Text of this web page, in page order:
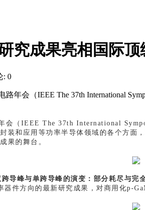
究成果亮相国际顶
: 0
年会（IEEE The 37th International
会（IEEE The 37th International
装和应用等功率半导体领域的各个方
果的舞台。
导峰与单跨导峰的演变：部分耗尽与完
器件方向的最新研究成果，对商用化p-